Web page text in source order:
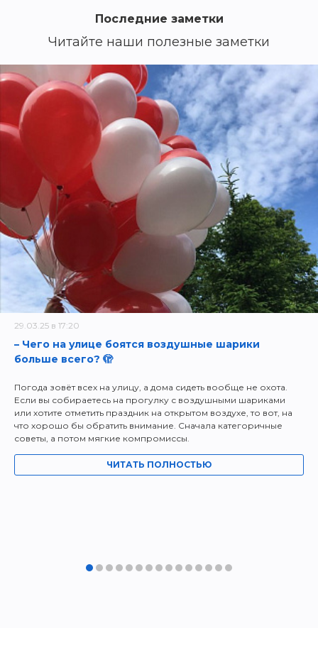
Последние заметки
Читайте наши полезные заметки
29.03.25 в 17:20
– Чего на улице боятся воздушные шарики
больше всего? 🫣
Погода зовёт всех на улицу, а дома сидеть вообще не охота.
Если вы собираетесь на прогулку с воздушными шариками
или хотите отметить праздник на открытом воздухе, то вот, на
что хорошо бы обратить внимание. Сначала категоричные
советы, а потом мягкие компромиссы.
ЧИТАТЬ ПОЛНОСТЬЮ